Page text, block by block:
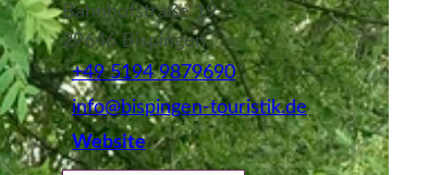
Bahnhofstraße 19
29646Bispingen
+49 5194 9879690
info@bispingen-touristik.de
Website